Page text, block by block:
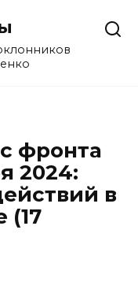
фронта
2024:
в
(17